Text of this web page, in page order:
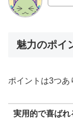
魅力のポイ
ポイントは3つあ
実用的で喜ばれ